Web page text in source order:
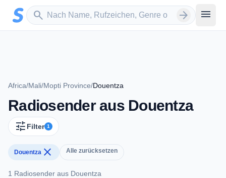
Zum Hauptinhalt springen
search
Sender suchen arrow_forward menu
Africa/Mali/Mopti Province/Douentza
Radiosender aus Douentza
tune Filter 1
Douentza close Alle zurücksetzen
1 Radiosender aus Douentza